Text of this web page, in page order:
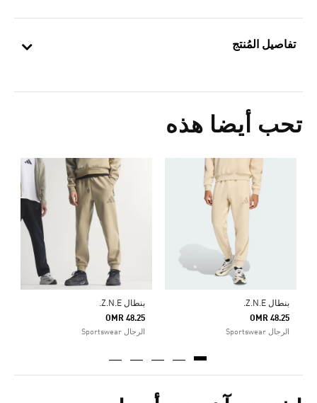
تفاصيل المُنتج
تحب أيضا هذه
بنطال Z.N.E.
OMR 48.25
الرجال Sportswear
بنطال Z.N.E.
OMR 48.25
الرجال Sportswear